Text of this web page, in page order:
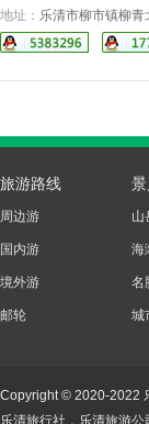
地址： 乐清市柳市镇柳
旅游路线
周边游
国内游
境外游
邮轮
山
海
名
城
Copyright © 2020-
乐清旅行社，乐清旅游